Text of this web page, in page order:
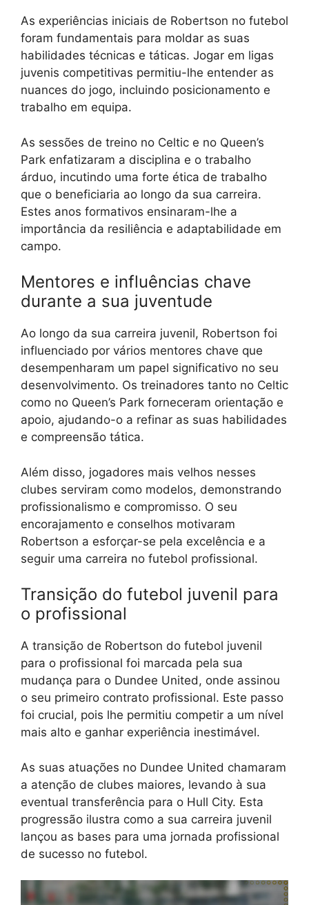
As experiências iniciais de Robertson no futebol
foram fundamentais para moldar as suas
habilidades técnicas e táticas. Jogar em ligas
juvenis competitivas permitiu-lhe entender as
nuances do jogo, incluindo posicionamento e
trabalho em equipa.
As sessões de treino no Celtic e no Queen’s
Park enfatizaram a disciplina e o trabalho
árduo, incutindo uma forte ética de trabalho
que o beneficiaria ao longo da sua carreira.
Estes anos formativos ensinaram-lhe a
importância da resiliência e adaptabilidade em
campo.
Mentores e influências chave
durante a sua juventude
Ao longo da sua carreira juvenil, Robertson foi
influenciado por vários mentores chave que
desempenharam um papel significativo no seu
desenvolvimento. Os treinadores tanto no Celtic
como no Queen’s Park forneceram orientação e
apoio, ajudando-o a refinar as suas habilidades
e compreensão tática.
Além disso, jogadores mais velhos nesses
clubes serviram como modelos, demonstrando
profissionalismo e compromisso. O seu
encorajamento e conselhos motivaram
Robertson a esforçar-se pela excelência e a
seguir uma carreira no futebol profissional.
Transição do futebol juvenil para
o profissional
A transição de Robertson do futebol juvenil
para o profissional foi marcada pela sua
mudança para o Dundee United, onde assinou
o seu primeiro contrato profissional. Este passo
foi crucial, pois lhe permitiu competir a um nível
mais alto e ganhar experiência inestimável.
As suas atuações no Dundee United chamaram
a atenção de clubes maiores, levando à sua
eventual transferência para o Hull City. Esta
progressão ilustra como a sua carreira juvenil
lançou as bases para uma jornada profissional
de sucesso no futebol.